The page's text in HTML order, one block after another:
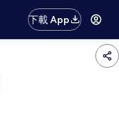
下載 App